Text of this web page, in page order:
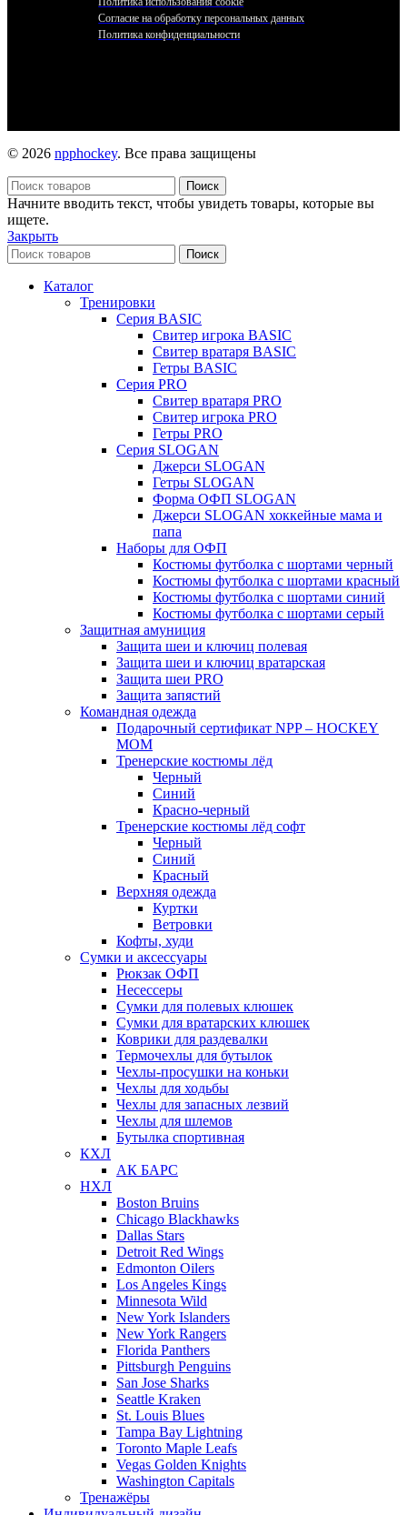
Согласие на обработку персональных данных
Политика конфиденциальности
© 2026 npphockey. Все права защищены
Поиск
Начните вводить текст, чтобы увидеть товары, которые вы
ищете.
Закрыть
Поиск
Каталог
Тренировки
Серия BASIC
Свитер игрока BASIC
Свитер вратаря BASIC
Гетры BASIC
Серия PRO
Свитер вратаря PRO
Свитер игрока PRO
Гетры PRO
Серия SLOGAN
Джерси SLOGAN
Гетры SLOGAN
Форма ОФП SLOGAN
Джерси SLOGAN хоккейные мама и
папа
Наборы для ОФП
Костюмы футболка с шортами черный
Костюмы футболка с шортами красный
Костюмы футболка с шортами синий
Костюмы футболка с шортами серый
Защитная амуниция
Защита шеи и ключиц полевая
Защита шеи и ключиц вратарская
Защита шеи PRO
Защита запястий
Командная одежда
Подарочный сертификат NPP – HOCKEY
MOM
Тренерские костюмы лёд
Черный
Синий
Красно-черный
Тренерские костюмы лёд софт
Черный
Синий
Красный
Верхняя одежда
Куртки
Ветровки
Кофты, худи
Сумки и аксессуары
Рюкзак ОФП
Несессеры
Сумки для полевых клюшек
Сумки для вратарских клюшек
Коврики для раздевалки
Термочехлы для бутылок
Чехлы-просушки на коньки
Чехлы для ходьбы
Чехлы для запасных лезвий
Чехлы для шлемов
Бутылка спортивная
КХЛ
АК БАРС
НХЛ
Boston Bruins
Chicago Blackhawks
Dallas Stars
Detroit Red Wings
Edmonton Oilers
Los Angeles Kings
Minnesota Wild
New York Islanders
New York Rangers
Florida Panthers
Pittsburgh Penguins
San Jose Sharks
Seattle Kraken
St. Louis Blues
Tampa Bay Lightning
Toronto Maple Leafs
Vegas Golden Knights
Washington Capitals
Тренажёры